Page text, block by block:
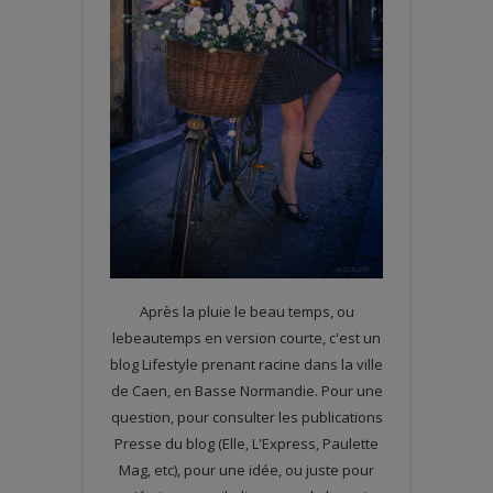
Après la pluie le beau temps, ou
lebeautemps en version courte, c'est un
blog Lifestyle prenant racine dans la ville
de Caen, en Basse Normandie. Pour une
question, pour consulter les publications
Presse du blog (Elle, L'Express, Paulette
Mag, etc), pour une idée, ou juste pour